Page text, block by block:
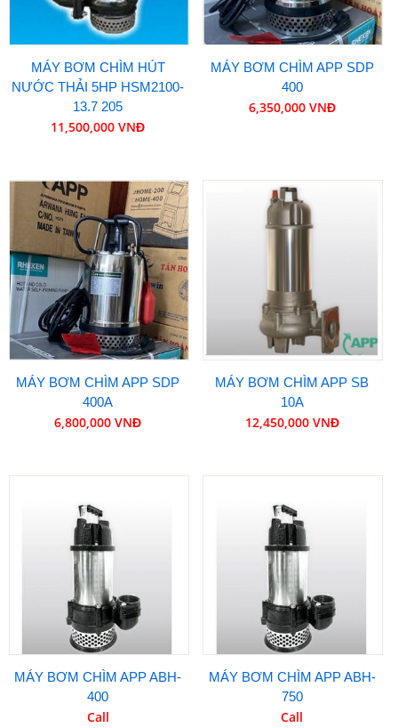
MÁY BƠM CHÌM HÚT
NƯỚC THẢI 5HP HSM2100-
13.7 205
11,500,000 VNĐ
MÁY BƠM CHÌM APP SDP
400
6,350,000 VNĐ
MÁY BƠM CHÌM APP SDP
400A
6,800,000 VNĐ
MÁY BƠM CHÌM APP SB
10A
12,450,000 VNĐ
MÁY BƠM CHÌM APP ABH-
400
Call
MÁY BƠM CHÌM APP ABH-
750
Call